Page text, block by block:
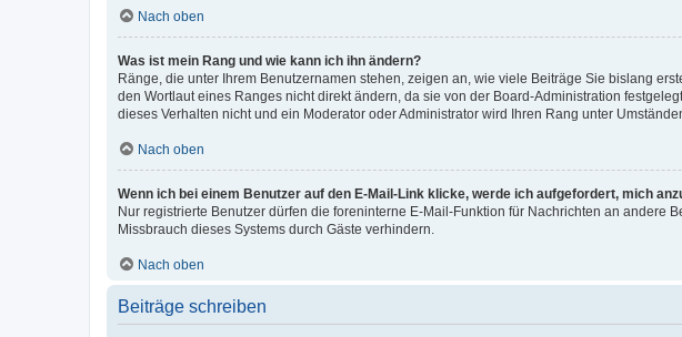
Nach oben
Was ist mein Rang und wie kann ich ihn ändern?
Ränge, die unter Ihrem Benutzernamen stehen, zeigen an, wie viele Beiträge Sie bislang
den Wortlaut eines Ranges nicht direkt ändern, da sie von der Board-Administration
dieses Verhalten nicht und ein Moderator oder Administrator wird Ihren Rang unter
Nach oben
Wenn ich bei einem Benutzer auf den E-Mail-Link klicke, werde ich aufgefordert, mich
Nur registrierte Benutzer dürfen die foreninterne E-Mail-Funktion für Nachrichten an
Missbrauch dieses Systems durch Gäste verhindern.
Nach oben
Beiträge schreiben